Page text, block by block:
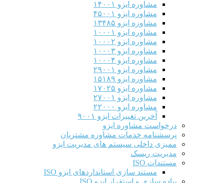
مشاوره ایزو ۱۴۰۰۱
مشاوره ایزو ۴۵۰۰۱
مشاوره ایزو ۱۳۴۸۵
مشاوره ایزو ۱۰۰۰۱
مشاوره ایزو ۱۰۰۰۲
مشاوره ایزو ۱۰۰۰۳
مشاوره ایزو ۱۰۰۰۴
مشاوره ایزو ۲۹۰۰۱
مشاوره ایزو ۱۵۱۸۹
مشاوره ایزو ۱۷۰۲۵
مشاوره ایزو ۲۷۰۰۱
مشاوره ایزو ۲۲۰۰۰
آخرین تغییرات ایزو ۹۰۰۱
درخواست مشاوره ایزو
پرسشنامه خدمات مشاوره مشتریان
ممیزی داخلی سیستم های مدیریت ایزو
مدیریت ریسک
مستندات ISO
مستند سازی استانداردهای ایزو ISO
پیاده سازی و استقرار ایزو ISO